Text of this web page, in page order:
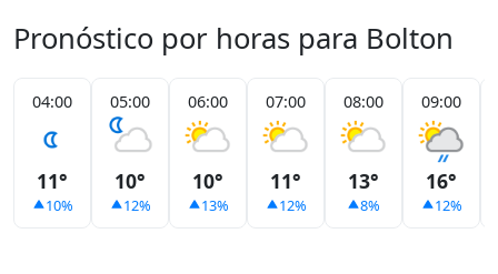
Pronóstico por horas para Bolton
04:00
11°
10%
05:00
10°
12%
06:00
10°
13%
07:00
11°
12%
08:00
13°
8%
09:00
16°
12%